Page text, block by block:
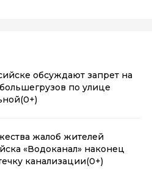
обсуждают запрет на
по улице
(0+)
жалоб жителей
«Водоканал» наконец
канализации(0+)